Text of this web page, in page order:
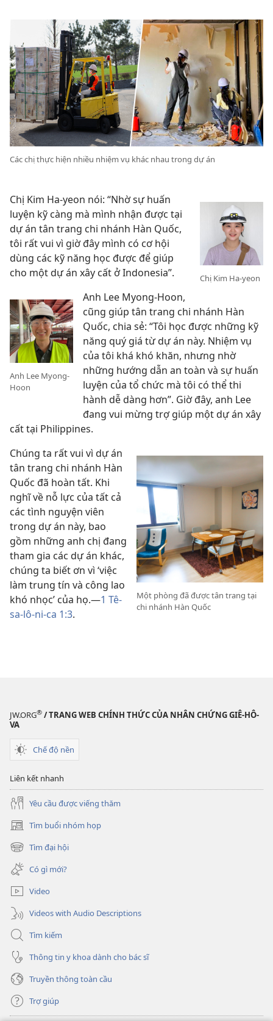
Các chị thực hiện nhiều nhiệm vụ khác nhau trong dự án
Chị Kim Ha-yeon
Chị Kim Ha-yeon nói: “Nhờ sự huấn
luyện kỹ càng mà mình nhận được tại
dự án tân trang chi nhánh Hàn Quốc,
tôi rất vui vì giờ đây mình có cơ hội
dùng các kỹ năng học được để giúp
cho một dự án xây cất ở Indonesia”.
Anh Lee Myong-
Hoon
Anh Lee Myong-Hoon,
cũng giúp tân trang chi nhánh Hàn
Quốc, chia sẻ: “Tôi học được những kỹ
năng quý giá từ dự án này. Nhiệm vụ
của tôi khá khó khăn, nhưng nhờ
những hướng dẫn an toàn và sự huấn
luyện của tổ chức mà tôi có thể thi
hành dễ dàng hơn”. Giờ đây, anh Lee
đang vui mừng trợ giúp một dự án xây
cất tại Philippines.
Một phòng đã được tân trang tại
chi nhánh Hàn Quốc
Chúng ta rất vui vì dự án
tân trang chi nhánh Hàn
Quốc đã hoàn tất. Khi
nghĩ về nỗ lực của tất cả
các tình nguyện viên
trong dự án này, bao
gồm những anh chị đang
tham gia các dự án khác,
chúng ta biết ơn vì ‘việc
làm trung tín và công lao
khó nhọc’ của họ.—1 Tê-
sa-lô-ni-ca 1:3.
JW.ORG® / TRANG WEB CHÍNH THỨC CỦA NHÂN CHỨNG GIÊ-HÔ-
VA
Chế độ nền
Liên kết nhanh
Yêu cầu được viếng thăm
Tìm buổi nhóm họp
(mở
cửa
sổ
mới)
Tìm đại hội
(mở
cửa
sổ
mới)
Có gì mới?
Video
Videos with Audio Descriptions
Tìm kiếm
Thông tin y khoa dành cho bác sĩ
Truyền thông toàn cầu
Trợ giúp